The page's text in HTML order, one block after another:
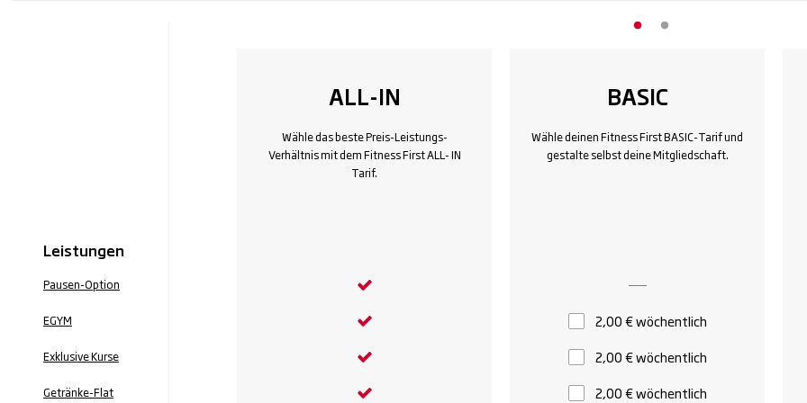
Leistungen
Pausen-Option
EGYM
Exklusive Kurse
Getränke-Flat
ALL-IN
Wähle das beste Preis-Leistungs-
Verhältnis mit dem Fitness First ALL- IN
Tarif.
BASIC
Wähle deinen Fitness First BASIC-Tarif und
gestalte selbst deine Mitgliedschaft.
2,00 € wöchentlich
2,00 € wöchentlich
2,00 € wöchentlich